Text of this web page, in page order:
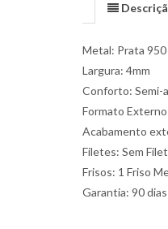
Metal: Prata 950
Largura: 4mm
Conforto: Semi-
Formato
Acabamento
Filetes: Sem
Frisos: 1 Friso
Garantia: 90